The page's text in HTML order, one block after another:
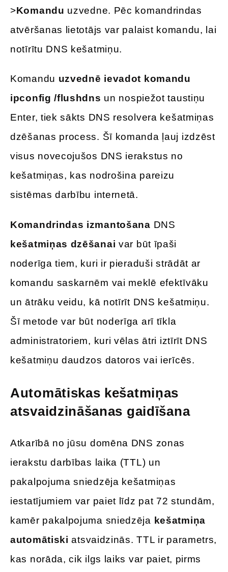
>Komandu uzvedne. Pēc komandrindas
atvēršanas lietotājs var palaist komandu, lai
notīrītu DNS kešatmiņu.
Komandu uzvednē ievadot komandu
ipconfig /flushdns un nospiežot taustiņu
Enter, tiek sākts DNS resolvera kešatmiņas
dzēšanas process. Šī komanda ļauj izdzēst
visus novecojušos DNS ierakstus no
kešatmiņas, kas nodrošina pareizu
sistēmas darbību internetā.
Komandrindas izmantošana DNS
kešatmiņas dzēšanai var būt īpaši
noderīga tiem, kuri ir pieraduši strādāt ar
komandu saskarnēm vai meklē efektīvāku
un ātrāku veidu, kā notīrīt DNS kešatmiņu.
Šī metode var būt noderīga arī tīkla
administratoriem, kuri vēlas ātri iztīrīt DNS
kešatmiņu daudzos datoros vai ierīcēs.
Automātiskas kešatmiņas
atsvaidzināšanas gaidīšana
Atkarībā no jūsu domēna DNS zonas
ierakstu darbības laika (TTL) un
pakalpojuma sniedzēja kešatmiņas
iestatījumiem var paiet līdz pat 72 stundām,
kamēr pakalpojuma sniedzēja kešatmiņa
automātiski atsvaidzinās. TTL ir parametrs,
kas norāda, cik ilgs laiks var paiet, pirms